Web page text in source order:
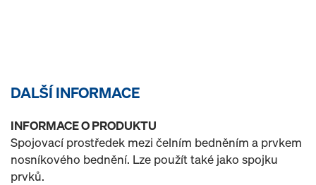
DALŠÍ INFORMACE
INFORMACE O PRODUKTU
Spojovací prostředek mezi čelním bedněním a prvkem
nosníkového bednění. Lze použít také jako spojku
prvků.